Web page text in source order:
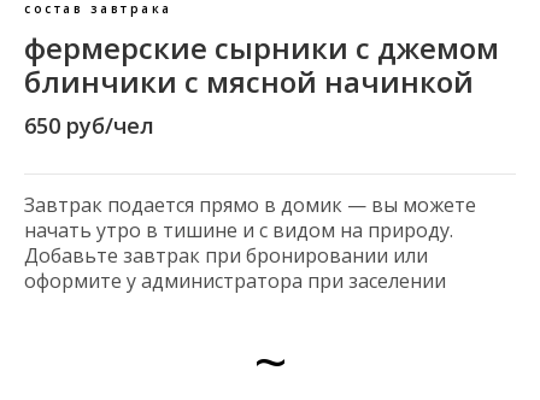
состав завтрака
фермерские сырники с джемом
блинчики с мясной начинкой
650 руб/чел
Завтрак подается прямо в домик — вы можете
начать утро в тишине и с видом на природу.
Добавьте завтрак при бронировании или
оформите у администратора при заселении
~